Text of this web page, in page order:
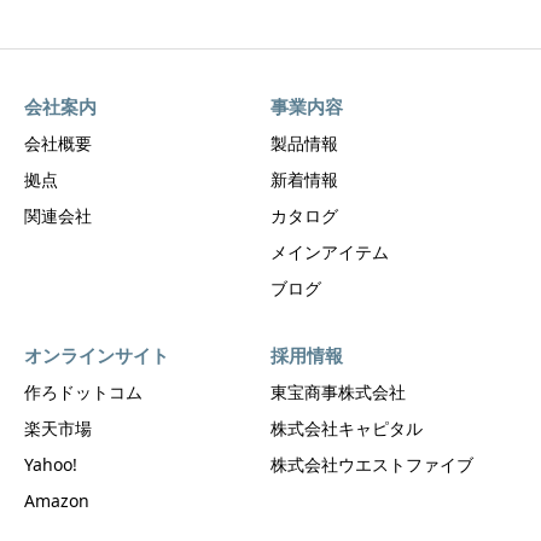
会社案内
会社概要
拠点
関連会社
事業内容
製品情報
新着情報
カタログ
メインアイテム
ブログ
オンラインサイト
作ろドットコム
楽天市場
Yahoo!
Amazon
採用情報
東宝商事株式会社
株式会社キャピタル
株式会社ウエストファイブ